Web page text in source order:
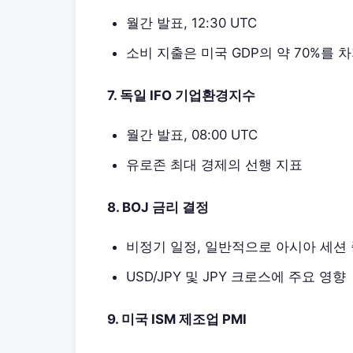
월간 발표, 12:30 UTC
소비 지출은 미국 GDP의 약 70%를 차
7. 독일 IFO 기업환경지수
월간 발표, 08:00 UTC
유로존 최대 경제의 선행 지표
8. BOJ 금리 결정
비정기 일정, 일반적으로 아시아 세션
USD/JPY 및 JPY 크로스에 주요 영향
9. 미국 ISM 제조업 PMI